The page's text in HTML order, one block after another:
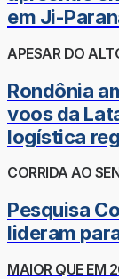
em Ji-
APESAR DO
Rondônia
voos da
logística
CORRIDA AO
Pesquisa
lideram
MAIOR QUE EM